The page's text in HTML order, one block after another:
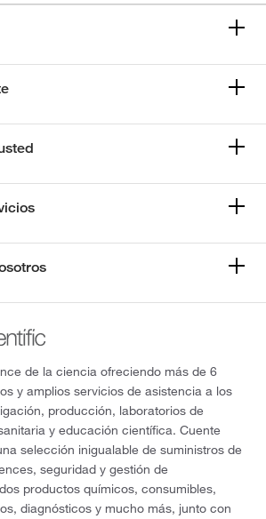
de la ciencia ofreciendo más de 6
y amplios servicios de asistencia a los
producción, laboratorios de
y educación científica. Cuente
selección inigualable de suministros de
seguridad y gestión de
productos químicos, consumibles,
diagnósticos y mucho más, junto con